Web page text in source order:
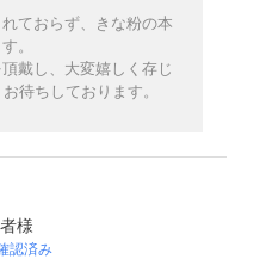
ておらず、きな粉の本
。
戴し、大変嬉しく存じ
待ちしております。
様
認済み